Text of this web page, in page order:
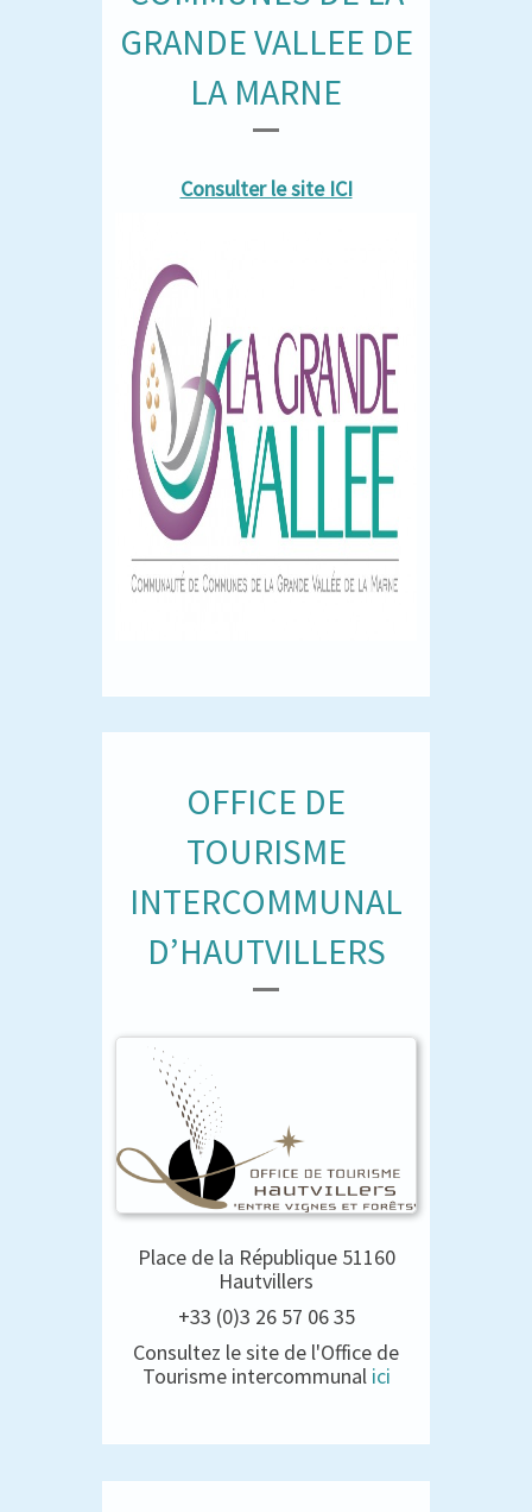
GRANDE VALLEE DE
LA MARNE
Consulter le site ICI
OFFICE DE
TOURISME
INTERCOMMUNAL
D’HAUTVILLERS
Place de la République 51160
Hautvillers
+33 (0)3 26 57 06 35
Consultez le site de l'Office de
Tourisme intercommunal ici